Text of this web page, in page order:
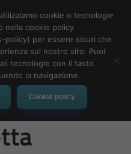
La nuova
cookie o tecnologie
nella cookie policy
per essere sicuri che
sul nostro sito. Puoi
tecnologie con il tasto
la navigazione.
Cookie policy